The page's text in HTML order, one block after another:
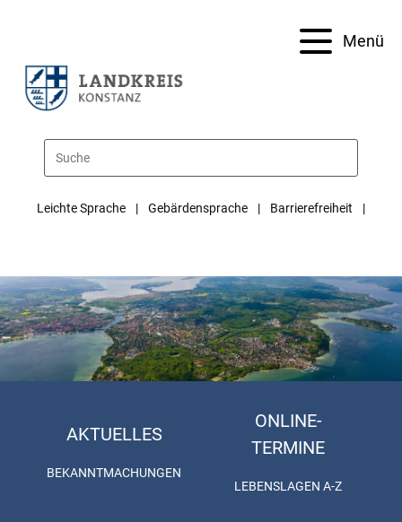
Menü
Leichte Sprache Gebärdensprache Barrierefreiheit
AKTUELLES
BEKANNTMACHUNGEN
ONLINE-
TERMINE
LEBENSLAGEN A-Z